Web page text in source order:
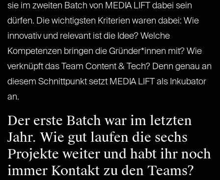
sie im zweiten Batch von MEDIA LIFT dabei sein
dürfen. Die wichtigsten Kriterien waren dabei: Wie
innovativ und relevant ist die Idee? Welche
Kompetenzen bringen die Gründer*innen mit? Wie
verknüpft das Team Content & Tech? Denn genau an
diesem Schnittpunkt setzt MEDIA LIFT als Inkubator
an.
Der erste Batch war im letzten
Jahr. Wie gut laufen die sechs
Projekte weiter und habt ihr noch
immer Kontakt zu den Teams?